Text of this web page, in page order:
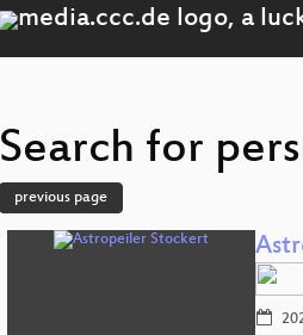
Search for
previous page